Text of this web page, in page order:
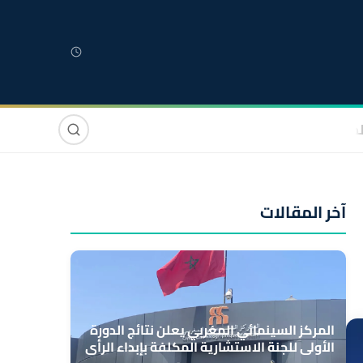
صوت وصورة
آخر المقالات
المركز السينمائي المغربي يعلن نتائج الدورة
الأولى للجنة الاستشارية المكلفة بإبداء الرأي